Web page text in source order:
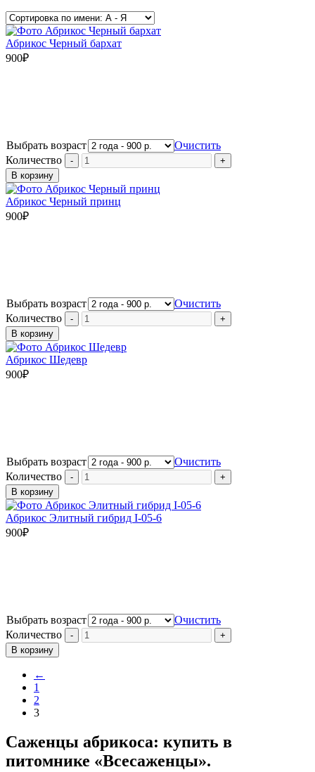
Абрикос Черный бархат
900₽
Выбрать возраст
Очистить
Количество
В корзину
Абрикос Черный принц
900₽
Выбрать возраст
Очистить
Количество
В корзину
Абрикос Шедевр
900₽
Выбрать возраст
Очистить
Количество
В корзину
Абрикос Элитный гибрид I-05-6
900₽
Выбрать возраст
Очистить
Количество
В корзину
←
1
2
3
Саженцы абрикоса: купить в
питомнике «Всесаженцы».